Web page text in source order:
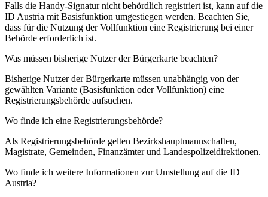
Falls die Handy-Signatur nicht behördlich registriert ist, kann auf die
ID Austria mit Basisfunktion umgestiegen werden. Beachten Sie,
dass für die Nutzung der Vollfunktion eine Registrierung bei einer
Behörde erforderlich ist.
Was müssen bisherige Nutzer der Bürgerkarte beachten?
Bisherige Nutzer der Bürgerkarte müssen unabhängig von der
gewählten Variante (Basisfunktion oder Vollfunktion) eine
Registrierungsbehörde aufsuchen.
Wo finde ich eine Registrierungsbehörde?
Als Registrierungsbehörde gelten Bezirkshauptmannschaften,
Magistrate, Gemeinden, Finanzämter und Landespolizeidirektionen.
Wo finde ich weitere Informationen zur Umstellung auf die ID
Austria?